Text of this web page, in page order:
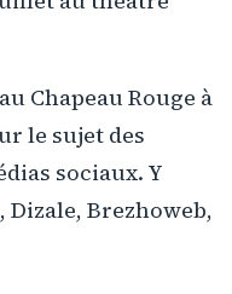
Chapeau Rouge à
le sujet des
sociaux. Y
Brezhoweb,